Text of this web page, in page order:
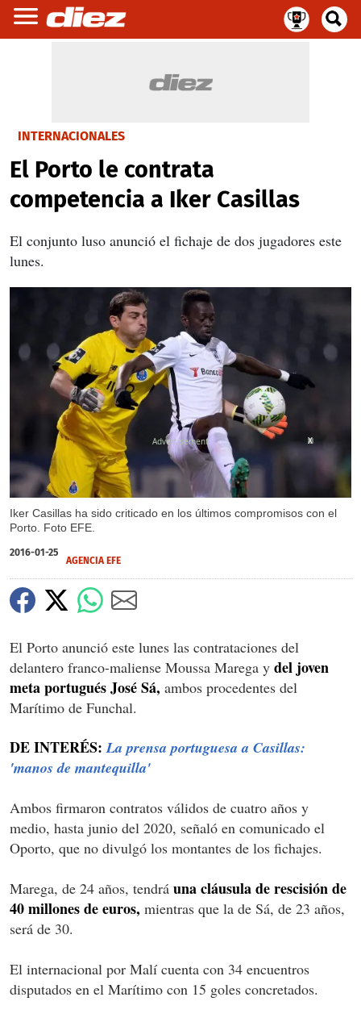
INTERNACIONALES
El Porto le contrata
competencia a Iker Casillas
El conjunto luso anunció el fichaje de dos jugadores este
lunes.
Iker Casillas ha sido criticado en los últimos compromisos con el
Porto. Foto EFE.
X
2016-01-25
AGENCIA EFE
El Porto anunció este lunes las contrataciones del
delantero franco-maliense Moussa Marega y del joven
meta portugués José Sá, ambos procedentes del
Marítimo de Funchal.
DE INTERÉS:La prensa portuguesa a Casillas:
'manos de mantequilla'
Ambos firmaron contratos válidos de cuatro años y
medio, hasta junio del 2020, señaló en comunicado el
Oporto, que no divulgó los montantes de los fichajes.
Marega, de 24 años, tendrá una cláusula de rescisión de
40 millones de euros, mientras que la de Sá, de 23 años,
será de 30.
El internacional por Malí cuenta con 34 encuentros
disputados en el Marítimo con 15 goles concretados.